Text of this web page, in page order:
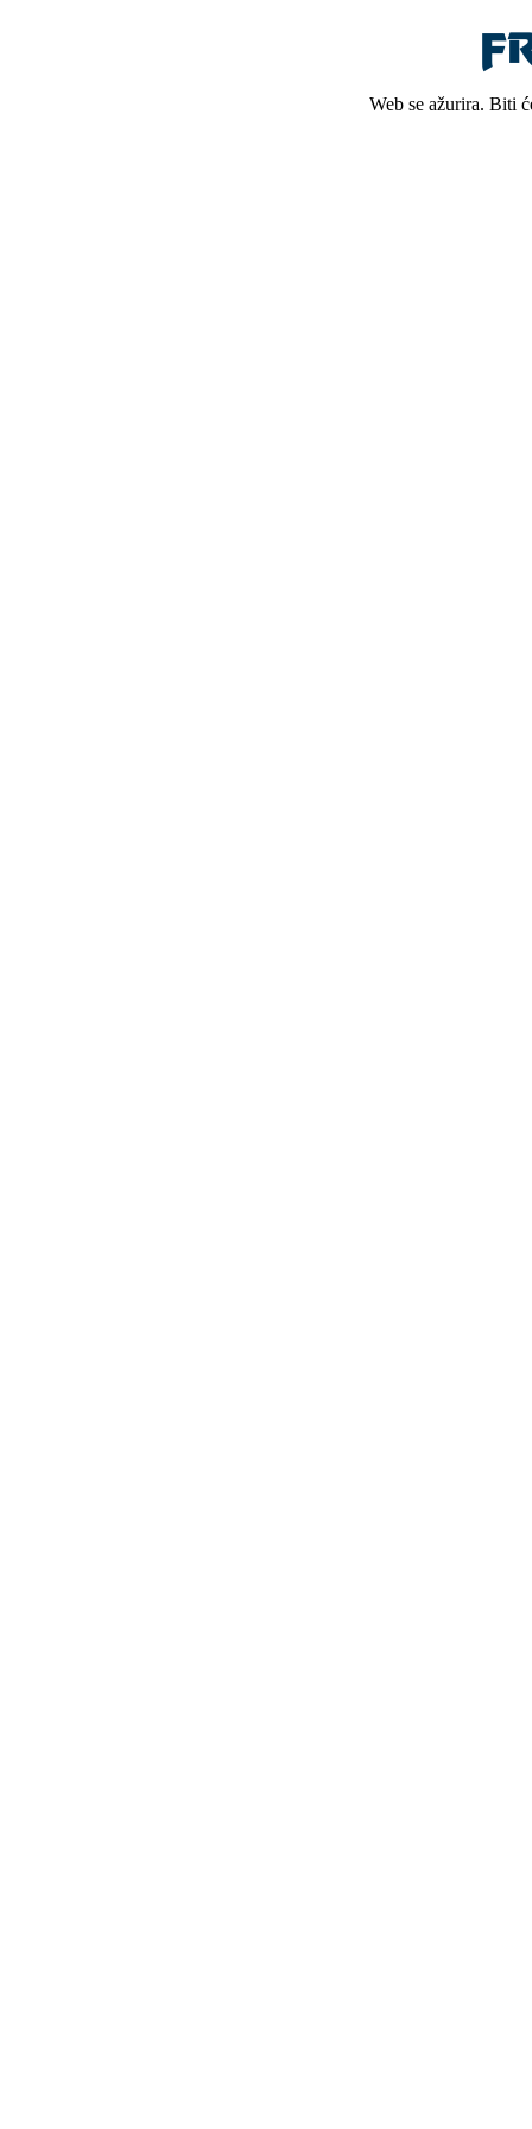
Web se ažurira. Biti